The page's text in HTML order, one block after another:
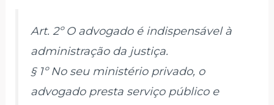
Art. 2º O advogado é indispensável à
administração da justiça.
§ 1º No seu ministério privado, o
advogado presta serviço público e